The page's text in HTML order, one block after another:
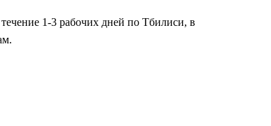
1-3 рабочих дней по Тбилиси, в